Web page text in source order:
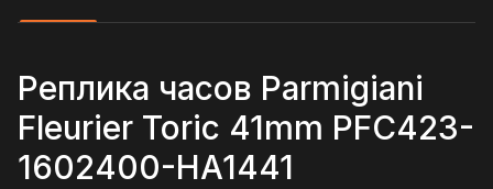
Реплика часов Parmigiani
Fleurier Toric 41mm PFC423-
1602400-HA1441